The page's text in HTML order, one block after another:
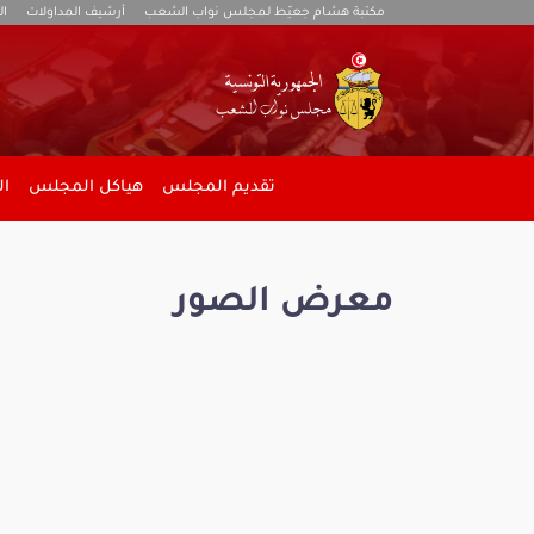
مكتبة هشام جعيّط لمجلس نواب الشعب أرشيف المداولات
تقديم المجلس هياكل المجلس
معرض الصور